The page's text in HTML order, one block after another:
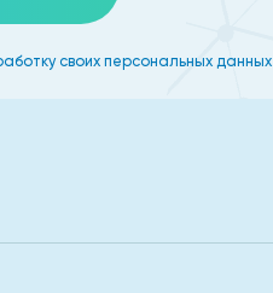
своих персональных данных